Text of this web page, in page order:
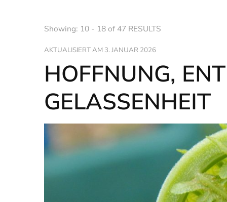
Showing: 10 - 18 of 47 RESULTS
AKTUALISIERT AM 3. JANUAR 2026
HOFFNUNG,
GELASSENHEIT